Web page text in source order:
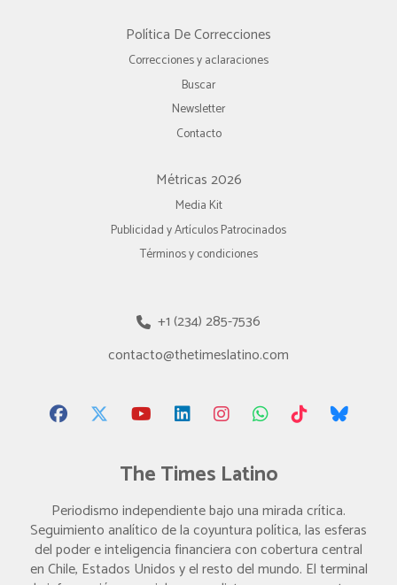
Política De Correcciones
Correcciones y aclaraciones
Buscar
Newsletter
Contacto
Métricas 2026
Media Kit
Publicidad y Artículos Patrocinados
Términos y condiciones
The Times Latino
Periodismo independiente bajo una mirada crítica.
Seguimiento analítico de la coyuntura política, las esferas
del poder e inteligencia financiera con cobertura central
en Chile, Estados Unidos y el resto del mundo. El terminal
+1 (234) 285-7536
contacto@thetimeslatino.com